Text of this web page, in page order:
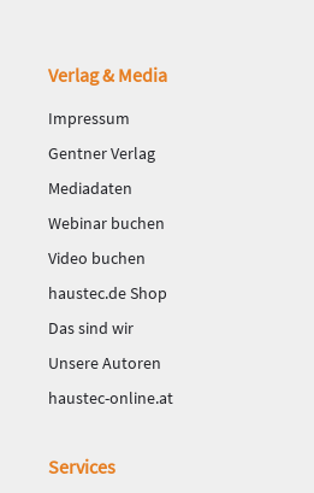
Verlag & Media
Impressum
Gentner Verlag
Mediadaten
Webinar buchen
Video buchen
haustec.de Shop
Das sind wir
Unsere Autoren
haustec-online.at
Services